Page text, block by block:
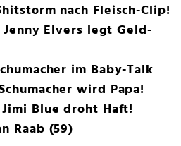
nach Fleisch-Clip!
Elvers legt Geld-
im Baby-Talk
wird Papa!
Jimi Blue droht Haft!
Raab (59)